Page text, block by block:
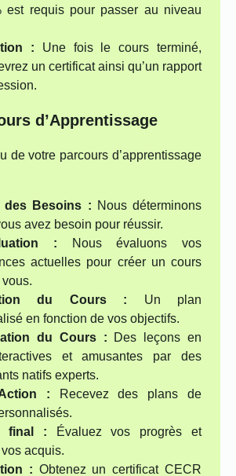
est requis pour passer au niveau
: Une fois le cours terminé,
un certificat ainsi qu’un rapport
d’Apprentissage
de votre parcours d’apprentissage
des Besoins : Nous déterminons
avez besoin pour réussir.
: Nous évaluons vos
actuelles pour créer un cours
du Cours : Un plan
en fonction de vos objectifs.
du Cours : Des leçons en
et amusantes par des
natifs experts.
: Recevez des plans de
final : Évaluez vos progrès et
acquis.
: Obtenez un certificat CECR